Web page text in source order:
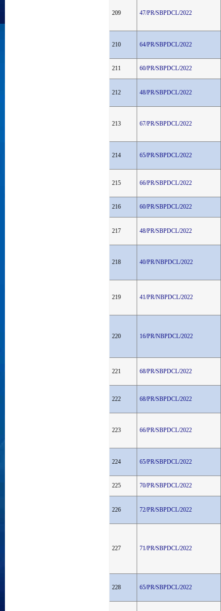
209 47/PR/SBPDCL/2022
210 64/PR/SBPDCL/2022
211 60/PR/SBPDCL/2022
212 48/PR/SBPDCL/2022
213 67/PR/SBPDCL/2022
214 65/PR/SBPDCL/2022
215 66/PR/SBPDCL/2022
216 60/PR/SBPDCL/2022
217 48/PR/SBPDCL/2022
218 40/PR/NBPDCL/2022
219 41/PR/NBPDCL/2022
220 16/PR/NBPDCL/2022
221 68/PR/SBPDCL/2022
222 68/PR/SBPDCL/2022
223 66/PR/SBPDCL/2022
224 65/PR/SBPDCL/2022
225 70/PR/SBPDCL/2022
226 72/PR/SBPDCL/2022
227 71/PR/SBPDCL/2022
228 65/PR/SBPDCL/2022